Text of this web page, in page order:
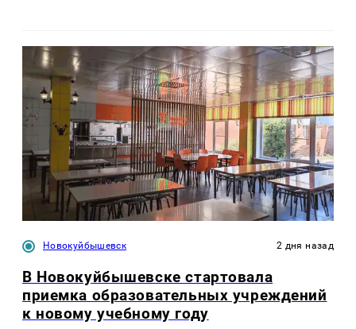
Новокуйбышевск 2 дня назад
В Новокуйбышевске стартовала
приемка образовательных учреждений
к новому учебному году